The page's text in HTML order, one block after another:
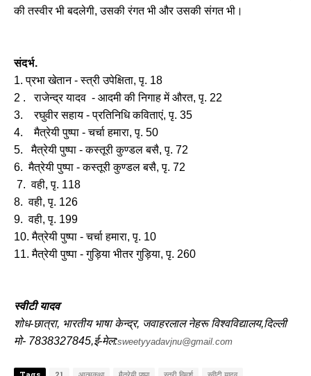
की तस्वीर भी बदलेगी, उसकी रंगत भी और उसकी संगत भी।
संदर्भ.
1. प्रभा खेतान - स्त्री उपेक्षिता, पृ. 18
2 . राजेन्द्र यादव - आदमी की निगाह में औरत, पृ. 22
3. रघुवीर सहाय - प्रतिनिधि कविताएं, पृ. 35
4. मैत्रेयी पुष्पा - चर्चा हमारा, पृ. 50
5. मैत्रेयी पुष्पा - कस्तूरी कुण्डल बसै, पृ. 72
6. मैत्रेयी पुष्पा - कस्तूरी कुण्डल बसै, पृ. 72
7. वही, पृ. 118
8. वही, पृ. 126
9. वही, पृ. 199
10. मैत्रेयी पुष्पा - चर्चा हमारा, पृ. 10
11. मैत्रेयी पुष्पा - गुड़िया भीतर गुड़िया, पृ. 260
स्वीटी यादव
शोध-छात्रा, भारतीय भाषा केन्द्र, जवाहरलाल नेहरू विश्वविद्यालय,दिल्ली
मो- 7838327845,ई-मेल:sweetyyadavjnu@gmail.com